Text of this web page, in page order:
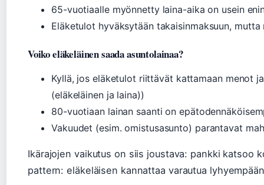
65-vuotiaalle myönnetty laina-aika on usein
Eläketulot hyväksytään takaisinmaksuun,
Voiko eläkeläinen saada asuntolainaa?
Kyllä, jos eläketulot riittävät kattamaan menot
(eläkeläinen ja laina))
80-vuotiaan lainan saanti on
Vakuudet (esim. omistusasunto) parantavat
Ikärajojen vaikutus on siis joustava: pankki katsoo
pattern: eläkeläisen kannattaa varautua